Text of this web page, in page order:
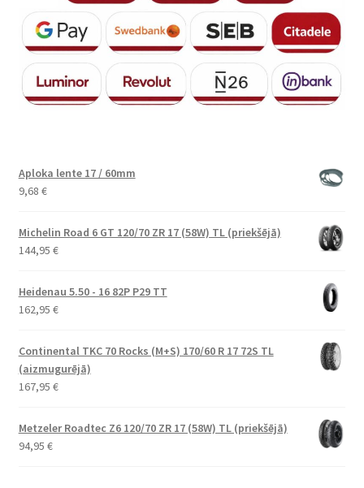
Aploka lente 17 / 60mm
9,68 €
Michelin Road 6 GT 120/70 ZR 17 (58W) TL (priekšējā)
144,95 €
Heidenau 5.50 - 16 82P P29 TT
162,95 €
Continental TKC 70 Rocks (M+S) 170/60 R 17 72S TL
(aizmugurējā)
167,95 €
Metzeler Roadtec Z6 120/70 ZR 17 (58W) TL (priekšējā)
94,95 €